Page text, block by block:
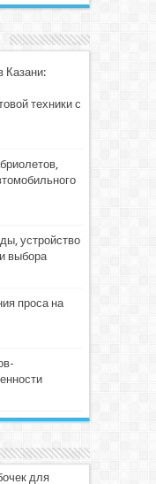
Казани:
техники с
устройство
выбора
проса на
для